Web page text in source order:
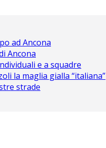
ad Ancona
Ancona
e a squadre
la maglia gialla “italiana”
strade